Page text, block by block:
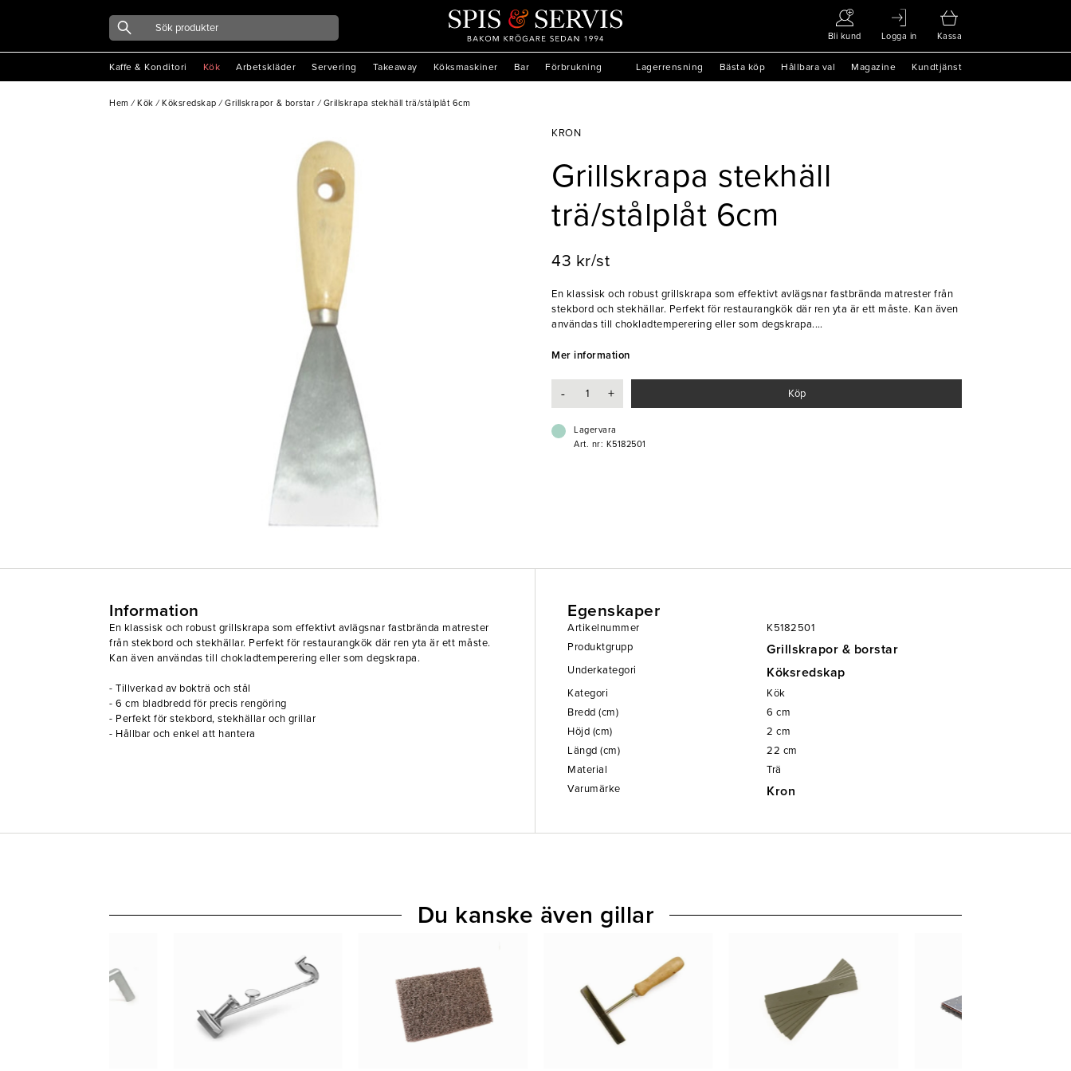
Bli kund Logga in Kassa
Kaffe & Konditori Kök Arbetskläder Servering Takeaway Köksmaskiner Bar Förbrukning Lagerrensning Bästa köp Hållbara val Magazine Kundtjänst
Hem / Kök / Köksredskap / Grillskrapor & borstar / Grillskrapa stekhäll trä/stålplåt 6cm
KRON
Grillskrapa stekhäll
trä/stålplåt 6cm
43 kr/st
En klassisk och robust grillskrapa som effektivt avlägsnar fastbrända matrester från
stekbord och stekhällar. Perfekt för restaurangkök där ren yta är ett måste. Kan även
användas till chokladtemperering eller som degskrapa.
- Tillverkad av bokträ och stål
- Hållbar och enkel att hantera
Mer information
- + Köp
Lagervara
Art. nr: K5182501
Information
En klassisk och robust grillskrapa som effektivt avlägsnar fastbrända matrester
från stekbord och stekhällar. Perfekt för restaurangkök där ren yta är ett måste.
Kan även användas till chokladtemperering eller som degskrapa.
- Tillverkad av bokträ och stål
- 6 cm bladbredd för precis rengöring
- Perfekt för stekbord, stekhällar och grillar
- Hållbar och enkel att hantera
Egenskaper
Artikelnummer
K5182501
Produktgrupp
Grillskrapor & borstar
Underkategori Köksredskap
Kategori
Kök
Bredd (cm)
6 cm
Höjd (cm)
2 cm
Längd (cm)
22 cm
Material
Trä
Varumärke
Kron
Du kanske även gillar